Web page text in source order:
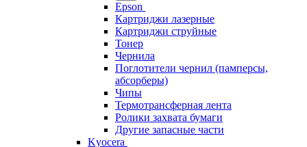
Epson
Картриджи лазерные
Картриджи струйные
Тонер
Чернила
Поглотители чернил (памперсы,
абсорберы)
Чипы
Термотрансферная лента
Ролики захвата бумаги
Другие запасные части
Kyocera